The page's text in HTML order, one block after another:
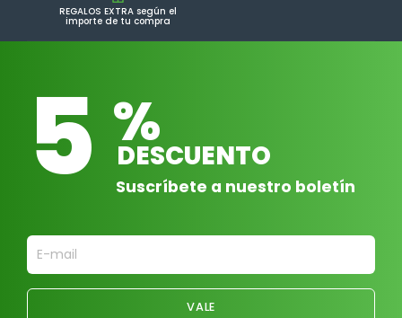
REGALOS EXTRA según el
importe de tu compra
5 %
DESCUENTO
Suscríbete a nuestro boletín